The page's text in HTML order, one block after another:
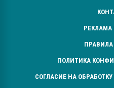
РЕКЛАМА
ПОЛИТИКА
СОГЛАСИЕ НА